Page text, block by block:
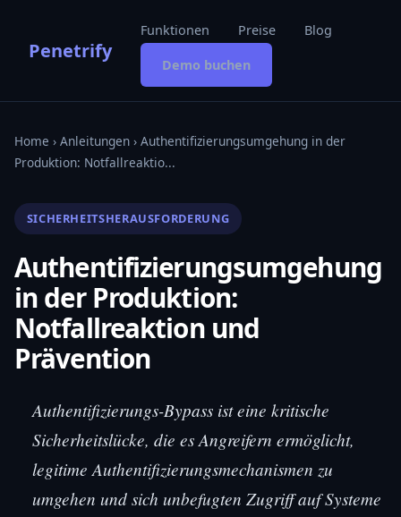
Penetrify
Funktionen Preise Blog
Demo buchen
Home › Anleitungen › Authentifizierungsumgehung in der
Produktion: Notfallreaktio...
SICHERHEITSHERAUSFORDERUNG
Authentifizierungsumgehung
in der Produktion:
Notfallreaktion und
Prävention
Authentifizierungs-Bypass ist eine kritische
Sicherheitslücke, die es Angreifern ermöglicht,
legitime Authentifizierungsmechanismen zu
umgehen und sich unbefugten Zugriff auf Systeme